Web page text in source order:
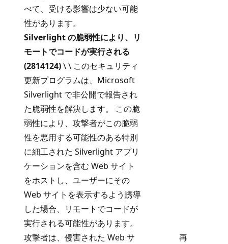
べて、受ける影響は少ない可能
性があります。
Silverlight の脆弱性により、リ
モートでコードが実行される
(2814124)\ \ このセキュリティ
更新プログラムは、Microsoft
Silverlight で非公開で報告され
た脆弱性を解決します。 この脆
弱性により、攻撃者がこの脆弱
性を悪用する可能性のある特別
に細工された Silverlight アプリ
ケーションを含む Web サイト
をホストし、ユーザーにその
Web サイトを表示するよう誘導
した場合、リモートでコードが
実行される可能性があります。
攻撃者は、侵害された Web サ
再